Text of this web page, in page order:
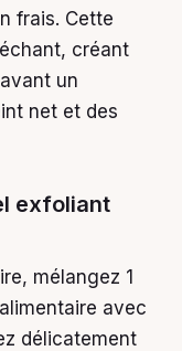
frais. Cette
créant
un
net et des
exfoliant
mélangez 1
avec
délicatement